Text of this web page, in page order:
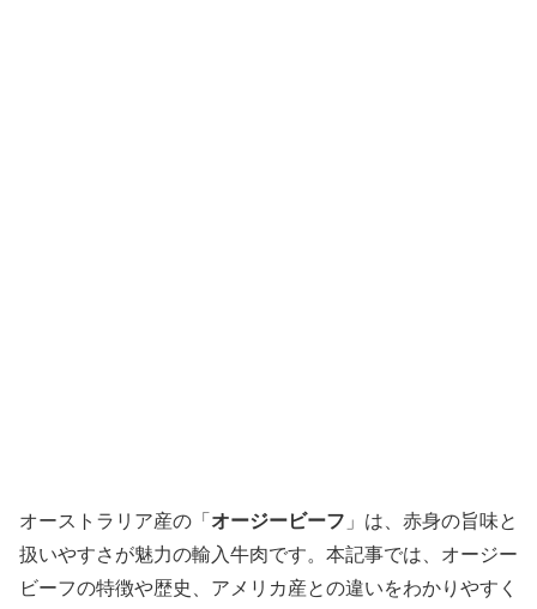
オーストラリア産の「 オージービーフ 」は、赤身の旨味と
扱いやすさが魅力の輸入牛肉です。本記事では、オージー
ビーフの特徴や歴史、アメリカ産との違いをわかりやすく